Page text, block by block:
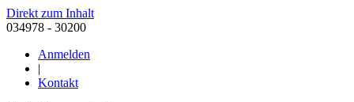
Direkt zum Inhalt
034978 - 30200
Anmelden
|
Kontakt